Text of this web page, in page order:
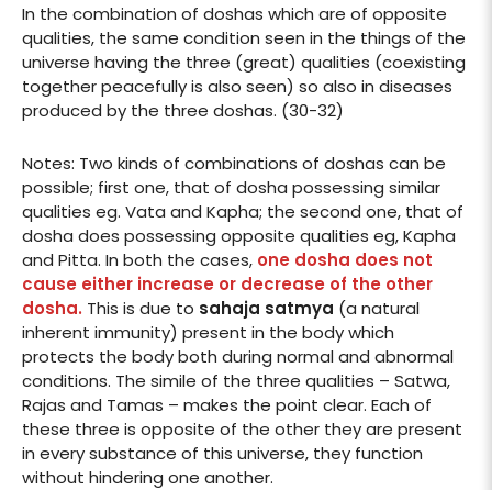
In the combination of doshas which are of opposite
qualities, the same condition seen in the things of the
universe having the three (great) qualities (coexisting
together peacefully is also seen) so also in diseases
produced by the three doshas. (30-32)
Notes: Two kinds of combinations of doshas can be
possible; first one, that of dosha possessing similar
qualities eg. Vata and Kapha; the second one, that of
dosha does possessing opposite qualities eg, Kapha
and Pitta. In both the cases, one dosha does not
cause either increase or decrease of the other
dosha. This is due to sahaja satmya (a natural
inherent immunity) present in the body which
protects the body both during normal and abnormal
conditions. The simile of the three qualities – Satwa,
Rajas and Tamas – makes the point clear. Each of
these three is opposite of the other they are present
in every substance of this universe, they function
without hindering one another.